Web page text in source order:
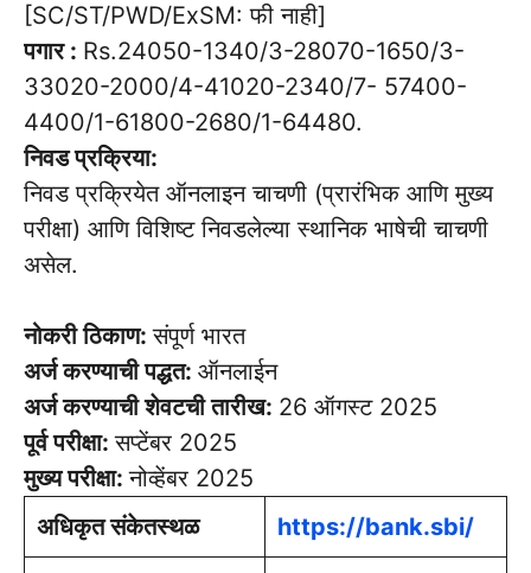
[SC/ST/PWD/ExSM: फी नाही]
पगार : Rs.24050-1340/3-28070-1650/3-
33020-2000/4-41020-2340/7- 57400-
4400/1-61800-2680/1-64480.
निवड प्रक्रिया:
निवड प्रक्रियेत ऑनलाइन चाचणी (प्रारंभिक आणि मुख्य
परीक्षा) आणि विशिष्ट निवडलेल्या स्थानिक भाषेची चाचणी
असेल.
नोकरी ठिकाण:संपूर्ण भारत
अर्ज करण्याची पद्धत: ऑनलाईन
अर्ज करण्याची शेवटची तारीख: 26 ऑगस्ट 2025
पूर्व परीक्षा:सप्टेंबर 2025
मुख्य परीक्षा:नोव्हेंबर 2025
अधिकृत संकेतस्थळ
https://bank.sbi/